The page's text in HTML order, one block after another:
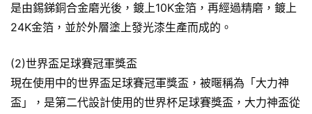
是由錫銻銅合金磨光後，鍍上10K金箔，再經過精磨，鍍上
24K金箔，並於外層塗上發光漆生產而成的。
(2)世界盃足球賽冠軍獎盃
現在使用中的世界盃足球賽冠軍獎盃，被暱稱為「大力神
盃」，是第二代設計使用的世界杯足球賽獎盃，大力神盃從